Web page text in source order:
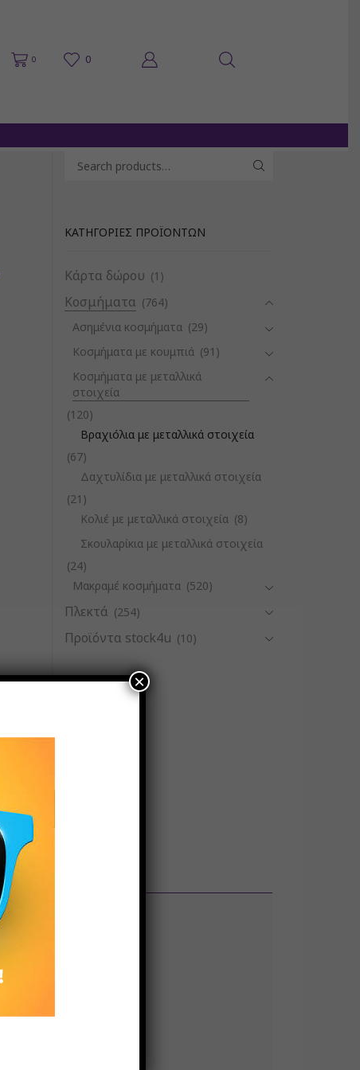
0 0
Search for: SEARCH
ΚΑΤΗΓΟΡΊΕΣ ΠΡΟΪΌΝΤΩΝ
Κάρτα δώρου (1)
Κοσμήματα (764)
Ασημένια κοσμήματα (29)
Κοσμήματα με κουμπιά (91)
Κοσμήματα με μεταλλικά
στοιχεία
(120)
Βραχιόλια με μεταλλικά στοιχεία
(67)
Δαχτυλίδια με μεταλλικά στοιχεία
(21)
Κολιέ με μεταλλικά στοιχεία (8)
Σκουλαρίκια με μεταλλικά στοιχεία
(24)
Μακραμέ κοσμήματα (520)
Πλεκτά (254)
Προϊόντα stock4u (10)
×